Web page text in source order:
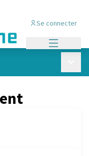
Se connecter